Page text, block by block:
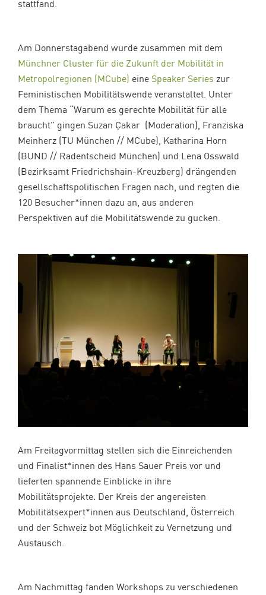
stattfand.
Am Donnerstagabend wurde zusammen mit dem
Münchner Cluster für die Zukunft der Mobilität in
Metropolregionen (MCube) eine Speaker Series zur
Feministischen Mobilitätswende veranstaltet. Unter
dem Thema “Warum es gerechte Mobilität für alle
braucht” gingen Suzan Çakar (Moderation), Franziska
Meinherz (TU München // MCube), Katharina Horn
(BUND // Radentscheid München) und Lena Osswald
(Bezirksamt Friedrichshain-Kreuzberg) drängenden
gesellschaftspolitischen Fragen nach, und regten die
120 Besucher*innen dazu an, aus anderen
Perspektiven auf die Mobilitätswende zu gucken.
Am Freitagvormittag stellen sich die Einreichenden
und Finalist*innen des Hans Sauer Preis vor und
lieferten spannende Einblicke in ihre
Mobilitätsprojekte. Der Kreis der angereisten
Mobilitätsexpert*innen aus Deutschland, Österreich
und der Schweiz bot Möglichkeit zu Vernetzung und
Austausch.
Am Nachmittag fanden Workshops zu verschiedenen